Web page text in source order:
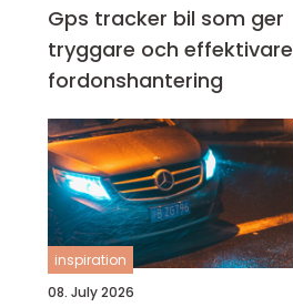
Gps tracker bil som ger
tryggare och effektivare
fordonshantering
inspiration
08. July 2026